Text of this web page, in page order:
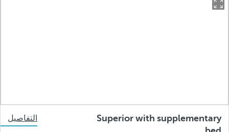
Superior with supplementary
التفاصيل